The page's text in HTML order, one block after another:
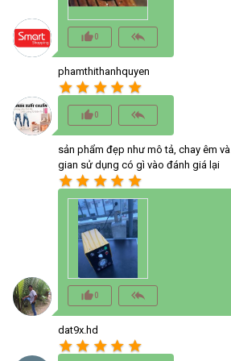
thumb_up_alt0 reply_all
phamthithanhquyen
star star star star star
thumb_up_alt0 reply_all
sản phẩm đẹp như mô tả, chay êm
gian sử dụng có gì vào đánh giá lại
star star star star star
thumb_up_alt0 reply_all
dat9x.hd
star star star star star